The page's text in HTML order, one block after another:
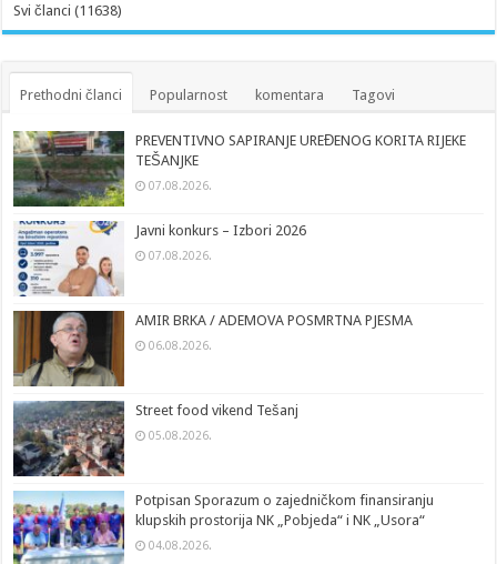
Svi članci (11638)
Prethodni članci Popularnost komentara Tagovi
PREVENTIVNO SAPIRANJE UREĐENOG KORITA RIJEKE
TEŠANJKE
07.08.2026.
Javni konkurs – Izbori 2026
07.08.2026.
AMIR BRKA / ADEMOVA POSMRTNA PJESMA
06.08.2026.
Street food vikend Tešanj
05.08.2026.
Potpisan Sporazum o zajedničkom finansiranju
klupskih prostorija NK „Pobjeda“ i NK „Usora“
04.08.2026.